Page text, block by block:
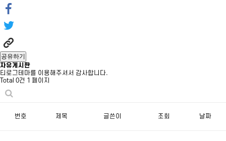
공유하기
자유게시판
티로그테마를 이용해주셔서 감사합니다.
Total 0건 1 페이지
번호 제목 글쓴이 조회 날짜